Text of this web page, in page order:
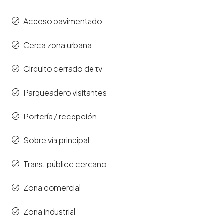
Acceso pavimentado
Cerca zona urbana
Circuito cerrado de tv
Parqueadero visitantes
Portería / recepción
Sobre vía principal
Trans. público cercano
Zona comercial
Zona industrial